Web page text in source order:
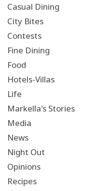
Casual Dining
City Bites
Contests
Fine Dining
Food
Hotels-Villas
Life
Markella's Stories
Media
News
Night Out
Opinions
Recipes